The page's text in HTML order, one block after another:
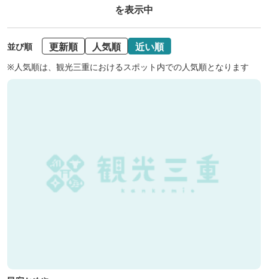
を表示中
並び順 更新順 人気順 近い順
※人気順は、観光三重におけるスポット内での人気順となります